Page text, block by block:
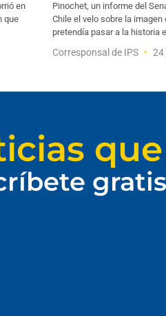
en
que
Pinochet, un informe del
Chile el velo sobre la
pretendía pasar a la historia
Corresponsal de IPS 24